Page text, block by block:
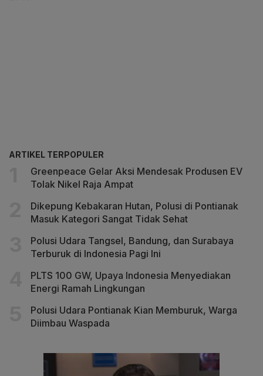
ARTIKEL TERPOPULER
Greenpeace Gelar Aksi Mendesak Produsen EV
Tolak Nikel Raja Ampat
Dikepung Kebakaran Hutan, Polusi di Pontianak
Masuk Kategori Sangat Tidak Sehat
Polusi Udara Tangsel, Bandung, dan Surabaya
Terburuk di Indonesia Pagi Ini
PLTS 100 GW, Upaya Indonesia Menyediakan
Energi Ramah Lingkungan
Polusi Udara Pontianak Kian Memburuk, Warga
Diimbau Waspada